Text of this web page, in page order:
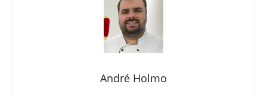
André Holmo